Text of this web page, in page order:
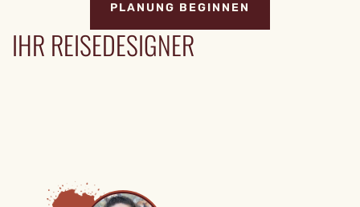
PLANUNG BEGINNEN
IHR REISEDESIGNER